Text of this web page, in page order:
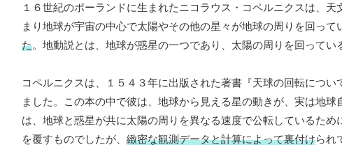
１６世紀のポーランドに生まれたニコラウス・コペルニクスは、
まり地球が宇宙の中心で太陽やその他の星々が地球の周りを回って
た。地動説とは、地球が惑星の一つであり、太陽の周りを回ってい
コペルニクスは、１５４３年に出版された著書『天球の回転につい
ました。この本の中で彼は、地球から見える星の動きが、実は地
は、地球と惑星が共に太陽の周りを異なる速度で公転しているた
を覆すものでしたが、 緻密な観測データと計算によって裏付けられ